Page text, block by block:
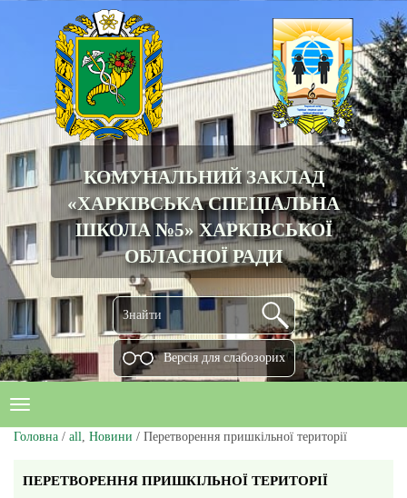
КОМУНАЛЬНИЙ ЗАКЛАД
«ХАРКІВСЬКА СПЕЦІАЛЬНА
ШКОЛА №5» ХАРКІВСЬКОЇ
ОБЛАСНОЇ РАДИ
Версiя для слабозорих
Головна / all, Новини / Перетворення пришкільної території
ПЕРЕТВОРЕННЯ ПРИШКІЛЬНОЇ ТЕРИТОРІЇ